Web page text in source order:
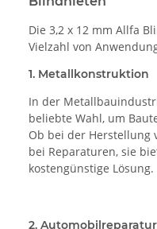
Die 3,2 x 12 mm Allfa
Vielzahl von
1. Metallkonstruktion
In der
beliebte Wahl, um
Ob bei der Herstellung
bei Reparaturen, sie
kostengünstige Lösung.
2. Automobilreparatur